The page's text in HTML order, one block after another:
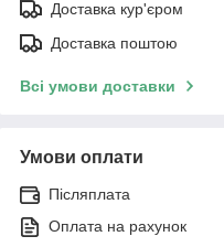
Доставка кур'єром
Доставка поштою
Всі умови доставки
Умови оплати
Післяплата
Оплата на рахунок